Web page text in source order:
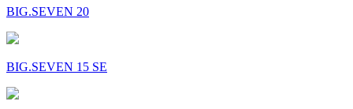
BIG.SEVEN 20
BIG.SEVEN 15 SE